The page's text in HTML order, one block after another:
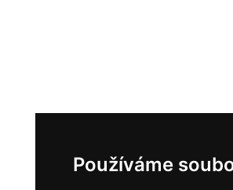
Používáme